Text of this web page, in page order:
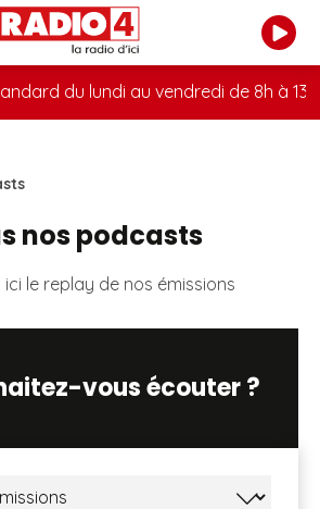
du lundi au vendredi de 8h à 13h
nos podcasts
ici le replay de nos émissions
vous écouter ?